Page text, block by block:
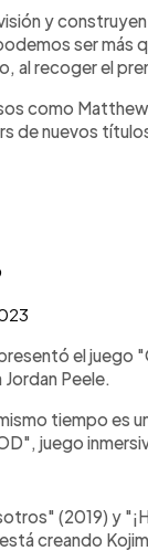
y
ser más
al recoger el
como
de nuevos
el juego
Peele.
tiempo es
juego
(2019) y
creando